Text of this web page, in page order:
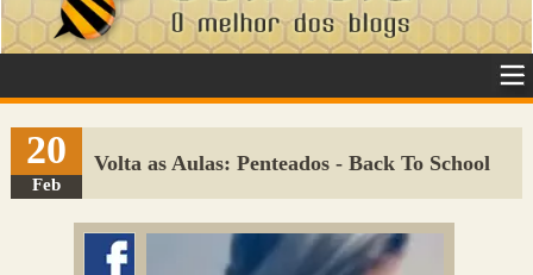
VeÃ­culos Adulto
Sugerir Link
Adicionar Blog
Colmeia Exchange
20
Feb
Volta as Aulas: Penteados - Back To School